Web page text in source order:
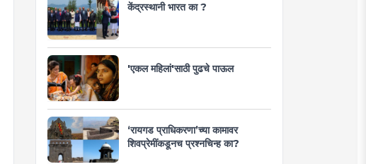
केंद्रस्थानी भारत का ?
'एकल महिलां'साठी पुढचे पाऊल
‘रायगड प्राधिकरणा’च्या कामावर
शिवप्रेमींकडूनच प्रश्नचिन्ह का?